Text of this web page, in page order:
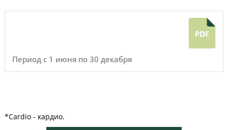
Период с 1 июня по 30 декабря
*Cardio - кардио.